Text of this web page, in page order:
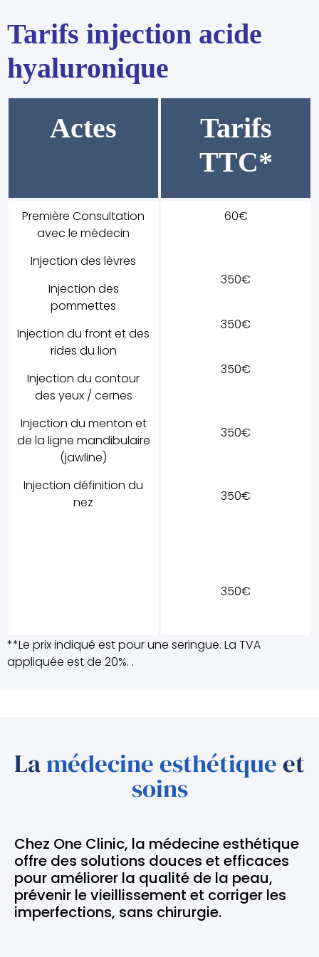
Tarifs injection acide
hyaluronique
Actes
Tarifs
TTC*
Première Consultation
avec le médecin
Injection des lèvres
Injection des
pommettes
Injection du front et des
rides du lion
Injection du contour
des yeux / cernes
Injection du menton et
de la ligne mandibulaire
(jawline)
Injection définition du
nez
60€
350€
350€
350€
350€
350€
350€
**Le prix indiqué est pour une seringue. La TVA
appliquée est de 20%. .
Lamédecine esthétiqueet
soins
Chez One Clinic, la médecine esthétique
offre des solutions douces et efficaces
pour améliorer la qualité de la peau,
prévenir le vieillissement et corriger les
imperfections, sans chirurgie.